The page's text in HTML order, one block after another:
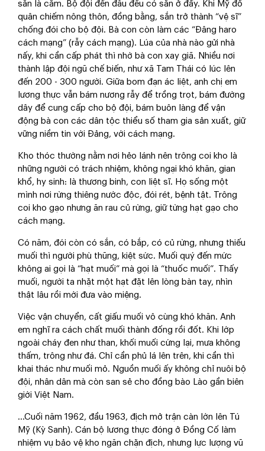
sắn là cắm. Bộ đội đến đâu đều có sắn ở đấy. Khi Mỹ đổ
quân chiếm nông thôn, đồng bằng, sắn trở thành “vệ sĩ”
chống đói cho bộ đội. Bà con còn làm các “Đâng haro
cách mạng” (rẫy cách mạng). Lúa của nhà nào gửi nhà
nấy, khi cần cấp phát thì nhờ bà con xay giã. Nhiều nơi
thành lập đội ngũ chế biến, như xã Tam Thái có lúc lên
đến 200 - 300 người. Giữa bom đạn ác liệt, anh chị em
lương thực vẫn bám nương rẫy để trồng trọt, bám đường
dây để cung cấp cho bộ đội, bám buôn làng để vận
động bà con các dân tộc thiểu số tham gia sản xuất, giữ
vững niềm tin với Đảng, với cách mạng.
Kho thóc thường nằm nơi hẻo lánh nên trông coi kho là
những người có trách nhiệm, không ngại khó khăn, gian
khổ, hy sinh: là thương binh, con liệt sĩ. Họ sống một
mình nơi rừng thiêng nước độc, đói rét, bệnh tật. Trông
coi kho gạo nhưng ăn rau củ rừng, giữ từng hạt gạo cho
cách mạng.
Có năm, đói còn có sắn, có bắp, có củ rừng, nhưng thiếu
muối thì người phù thũng, kiệt sức. Muối quý đến mức
không ai gọi là “hạt muối” mà gọi là “thuốc muối”. Thấy
muối, người ta nhặt một hạt đặt lên lòng bàn tay, nhìn
thật lâu rồi mới đưa vào miệng.
Việc vận chuyển, cất giấu muối vô cùng khó khăn. Anh
em nghĩ ra cách chất muối thành đống rồi đốt. Khi lớp
ngoài cháy đen như than, khối muối cứng lại, mưa không
thấm, trông như đá. Chỉ cần phủ lá lên trên, khi cần thì
khai thác như muối mỏ. Nguồn muối ấy không chỉ nuôi bộ
đội, nhân dân mà còn san sẻ cho đồng bào Lào gần biên
giới Việt Nam.
…Cuối năm 1962, đầu 1963, địch mở trận càn lớn lên Tú
Mỹ (Kỳ Sanh). Cán bộ lương thực đóng ở Đồng Cố làm
nhiệm vụ bảo vệ kho ngăn chặn địch, nhưng lực lượng vũ